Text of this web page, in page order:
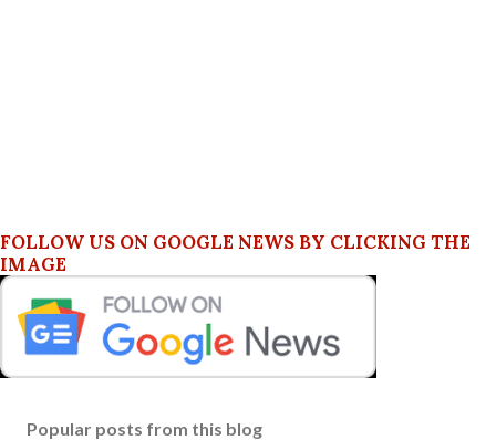
FOLLOW US ON GOOGLE NEWS BY CLICKING THE
IMAGE
Popular posts from this blog